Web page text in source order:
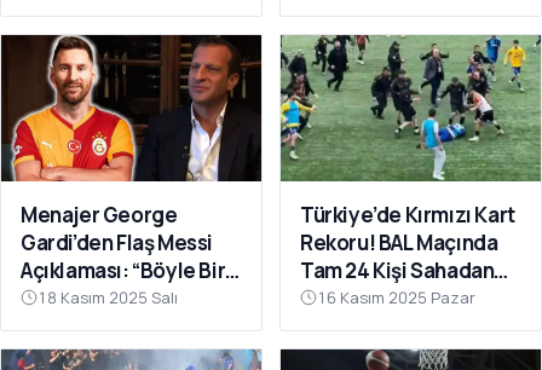
Menajer George
Gardi’den Flaş Messi
Açıklaması: “Böyle Bir
Fırsat Olursa,
Galatasaray İçin
Faydalı Olabilir”
18 Kasım 2025 Salı
Türkiye’de Kırmızı Kart
Rekoru! BAL Maçında
Tam 24 Kişi Sahadan
Atıldı
16 Kasım 2025 Pazar